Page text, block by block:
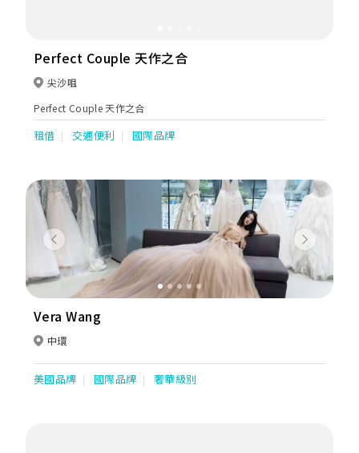
Perfect Couple 天作之合
尖沙咀
Perfect Couple 天作之合
租借 交通便利 國際品牌
Previous Next
Vera Wang
中環
美國品牌 國際品牌 奢華級別